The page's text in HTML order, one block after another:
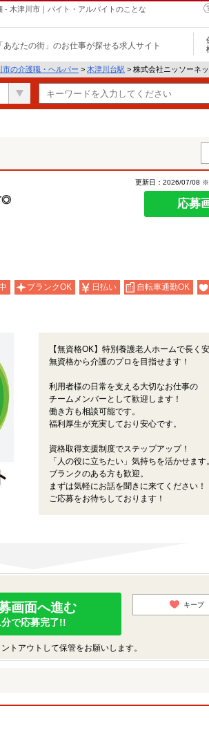
- 木津川市｜バイト・アルバイトのことな
「あなたの街」のお仕事が探せる求人サイト
市の介護職・ヘルパー > 木津川台駅 > 株式会社ニッソーネ
◎
更新日：2026/07/08 ※
応募
ブランクOK 日払い 自転車通勤OK
【無資格OK】特別養護老人ホームで長く
無資格から介護のプロを目指せます！
利用者様の日常を支える大切なお仕事の
チームメンバーとして歓迎します！
働き方も相談可能です。
福利厚生が充実しており安心です。
資格取得支援制度でステップアップ！
「人の役に立ちたい」気持ちを活かせます。
ブランクのある方も歓迎。
まずは気軽にお話を聞きに来てください！
ご応募をお待ちしております！
画面へ進む
分で応募完了!!
キープ
トアウトして保管をお願いします。